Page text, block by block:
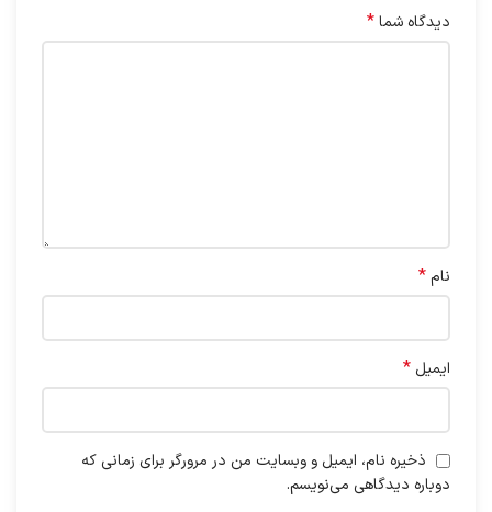
دیدگاه شما*
نام*
ایمیل *
ذخیره نام، ایمیل و وبسایت من در مرورگر برای زمانی که
دوباره دیدگاهی می‌نویسم.